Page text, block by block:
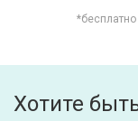
Хотите